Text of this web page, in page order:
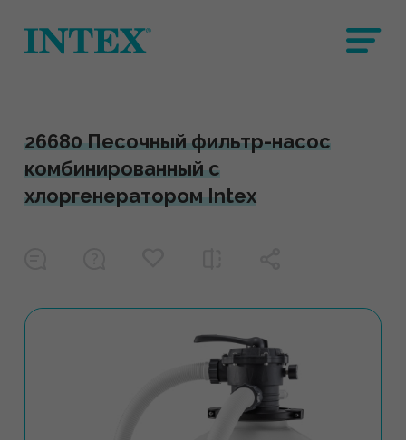
26680 Песочный фильтр-насос
комбинированный с
хлоргенератором Intex